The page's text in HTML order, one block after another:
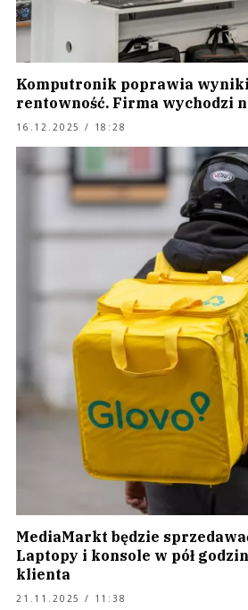
Komputronik poprawia
rentowność. Firma wychodzi
16.12.2025 / 18:28
MediaMarkt będzie
Laptopy i konsole w pół
klienta
21.11.2025 / 11:38